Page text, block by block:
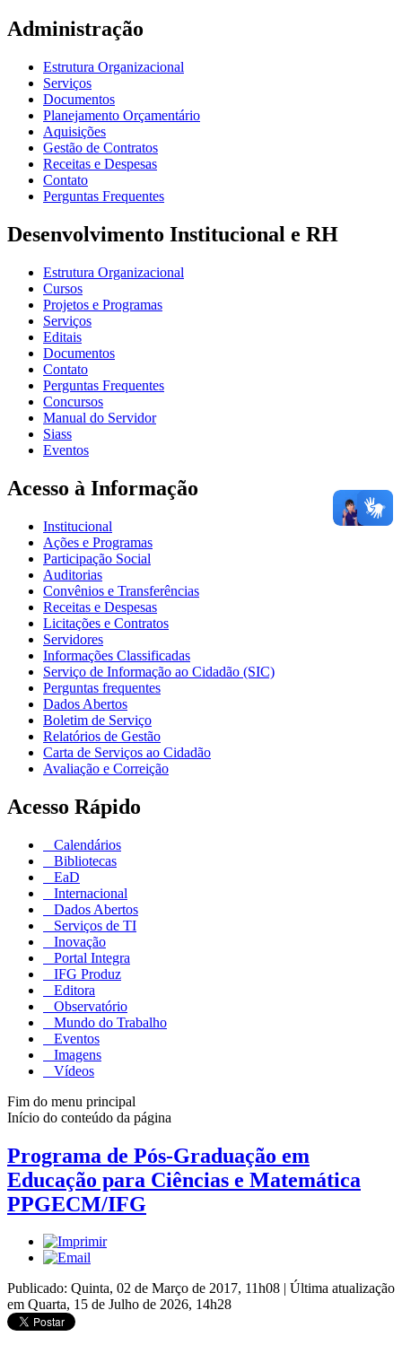
Administração
Estrutura Organizacional
Serviços
Documentos
Planejamento Orçamentário
Aquisições
Gestão de Contratos
Receitas e Despesas
Contato
Perguntas Frequentes
Desenvolvimento Institucional e RH
Estrutura Organizacional
Cursos
Projetos e Programas
Serviços
Editais
Documentos
Contato
Perguntas Frequentes
Concursos
Manual do Servidor
Siass
Eventos
Acesso à Informação
Institucional
Ações e Programas
Participação Social
Auditorias
Convênios e Transferências
Receitas e Despesas
Licitações e Contratos
Servidores
Informações Classificadas
Serviço de Informação ao Cidadão (SIC)
Perguntas frequentes
Dados Abertos
Boletim de Serviço
Relatórios de Gestão
Carta de Serviços ao Cidadão
Avaliação e Correição
Acesso Rápido
Calendários
Bibliotecas
EaD
Internacional
Dados Abertos
Serviços de TI
Inovação
Portal Integra
IFG Produz
Editora
Observatório
Mundo do Trabalho
Eventos
Imagens
Vídeos
Fim do menu principal
Início do conteúdo da página
Programa de Pós-Graduação em
Educação para Ciências e Matemática
PPGECM/IFG
Publicado: Quinta, 02 de Março de 2017, 11h08 | Última atualização
em Quarta, 15 de Julho de 2026, 14h28